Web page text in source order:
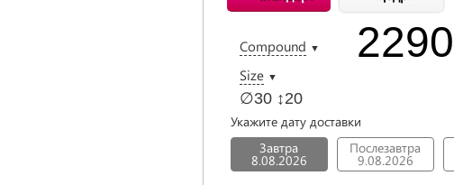
Compound ▼
Size ▼
∅30 ↕20
2290
Укажите дату доставки
Завтра
8.08.2026
Послезавтра
9.08.2026